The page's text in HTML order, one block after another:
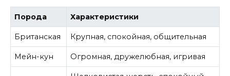
Порода Характеристики
Британская Крупная, спокойная, общительная
Мейн-кун Огромная, дружелюбная, игривая